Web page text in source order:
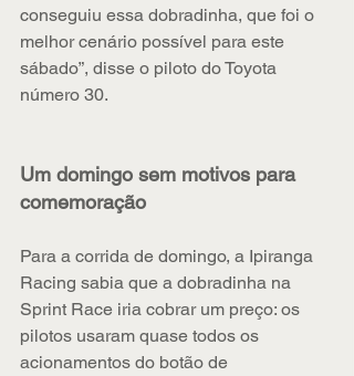
conseguiu essa dobradinha, que foi o
melhor cenário possível para este
sábado”, disse o piloto do Toyota
número 30.
Um domingo sem motivos para
comemoração
Para a corrida de domingo, a Ipiranga
Racing sabia que a dobradinha na
Sprint Race iria cobrar um preço: os
pilotos usaram quase todos os
acionamentos do botão de